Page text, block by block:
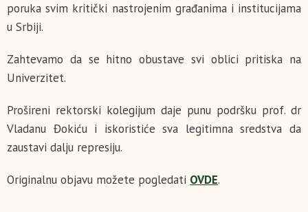
poruka svim kritički nastrojenim građanima i institucijama
u Srbiji.
Zahtevamo da se hitno obustave svi oblici pritiska na
Univerzitet.
Prošireni rektorski kolegijum daje punu podršku prof. dr
Vladanu Đokiću i iskoristiće sva legitimna sredstva da
zaustavi dalju represiju.
Originalnu objavu možete pogledati OVDE.